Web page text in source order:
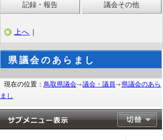
記録・報告 議会その他
上へ ｜
県議会のあらまし
現在の位置： 鳥取県議会 議会・議員
県議会のあら
まし